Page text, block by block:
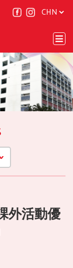
外活動優